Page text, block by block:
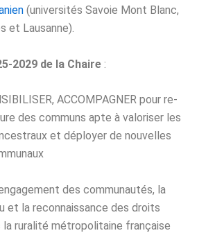
(universités Savoie Mont Blanc,
et Lausanne).
2029 de la Chaire :
ACCOMPAGNER pour re-
des communs apte à valoriser les
et déployer de nouvelles
des communautés, la
et la reconnaissance des droits
ruralité métropolitaine française